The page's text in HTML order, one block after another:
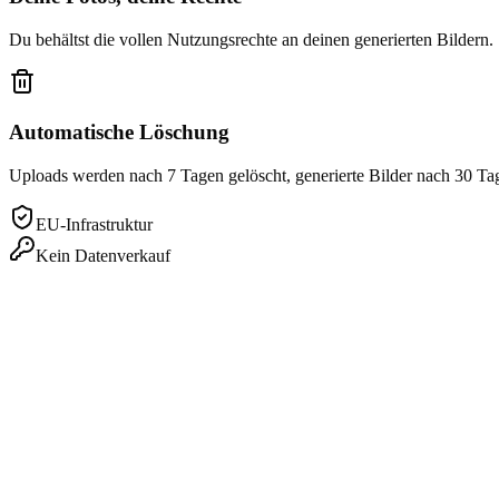
Du behältst die vollen Nutzungsrechte an deinen generierten Bildern.
Automatische Löschung
Uploads werden nach 7 Tagen gelöscht, generierte Bilder nach 30
EU-Infrastruktur
Kein Datenverkauf